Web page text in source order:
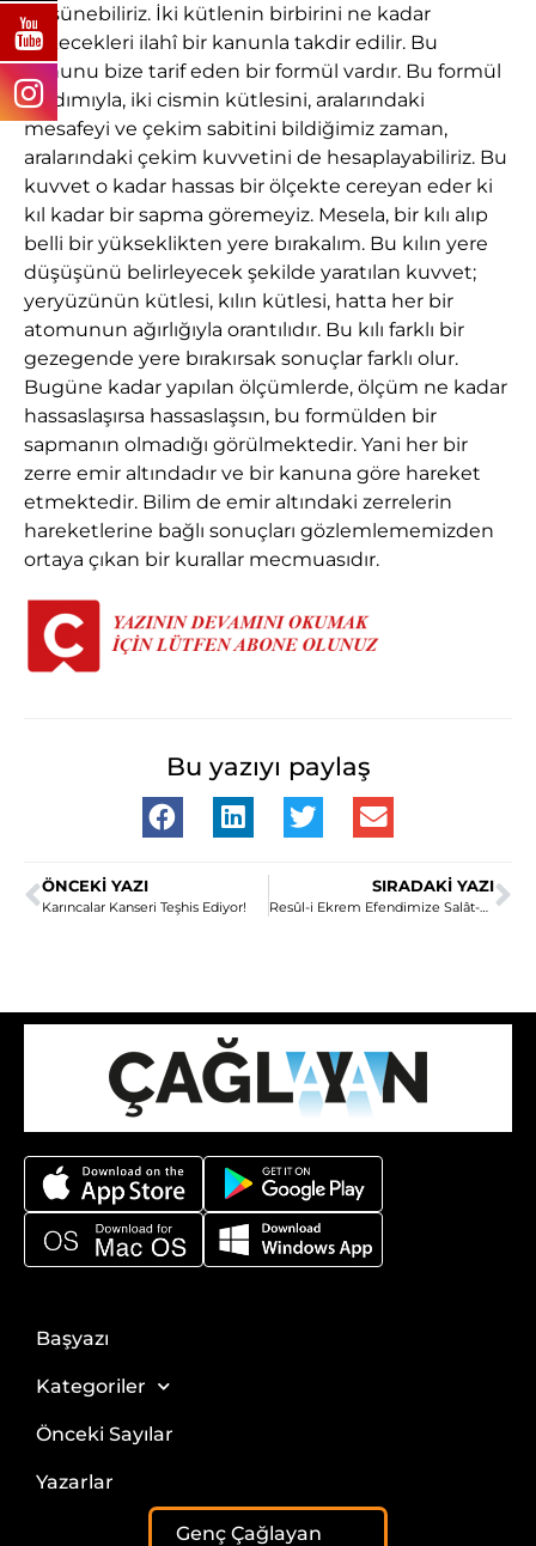
düşünebiliriz. İki kütlenin birbirini ne kadar
çekecekleri ilahî bir kanunla takdir edilir. Bu
kanunu bize tarif eden bir formül vardır. Bu formül
yardımıyla, iki cismin kütlesini, aralarındaki
mesafeyi ve çekim sabitini bildiğimiz zaman,
aralarındaki çekim kuvvetini de hesaplayabiliriz. Bu
kuvvet o kadar hassas bir ölçekte cereyan eder ki
kıl kadar bir sapma göremeyiz. Mesela, bir kılı alıp
belli bir yükseklikten yere bırakalım. Bu kılın yere
düşüşünü belirleyecek şekilde yaratılan kuvvet;
yeryüzünün kütlesi, kılın kütlesi, hatta her bir
atomunun ağırlığıyla orantılıdır. Bu kılı farklı bir
gezegende yere bırakırsak sonuçlar farklı olur.
Bugüne kadar yapılan ölçümlerde, ölçüm ne kadar
hassaslaşırsa hassaslaşsın, bu formülden bir
sapmanın olmadığı görülmektedir. Yani her bir
zerre emir altındadır ve bir kanuna göre hareket
etmektedir. Bilim de emir altındaki zerrelerin
hareketlerine bağlı sonuçları gözlemlememizden
ortaya çıkan bir kurallar mecmuasıdır.
Bu yazıyı paylaş
ÖNCEKI YAZI
Karıncalar Kanseri Teşhis Ediyor!
SIRADAKI YAZI
Resûl-i Ekrem Efendimize Salât-ü Selâmın Önemi ve Fazileti
Başyazı
Kategoriler
Önceki Sayılar
Yazarlar
Genç Çağlayan